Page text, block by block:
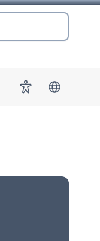
Accessibility